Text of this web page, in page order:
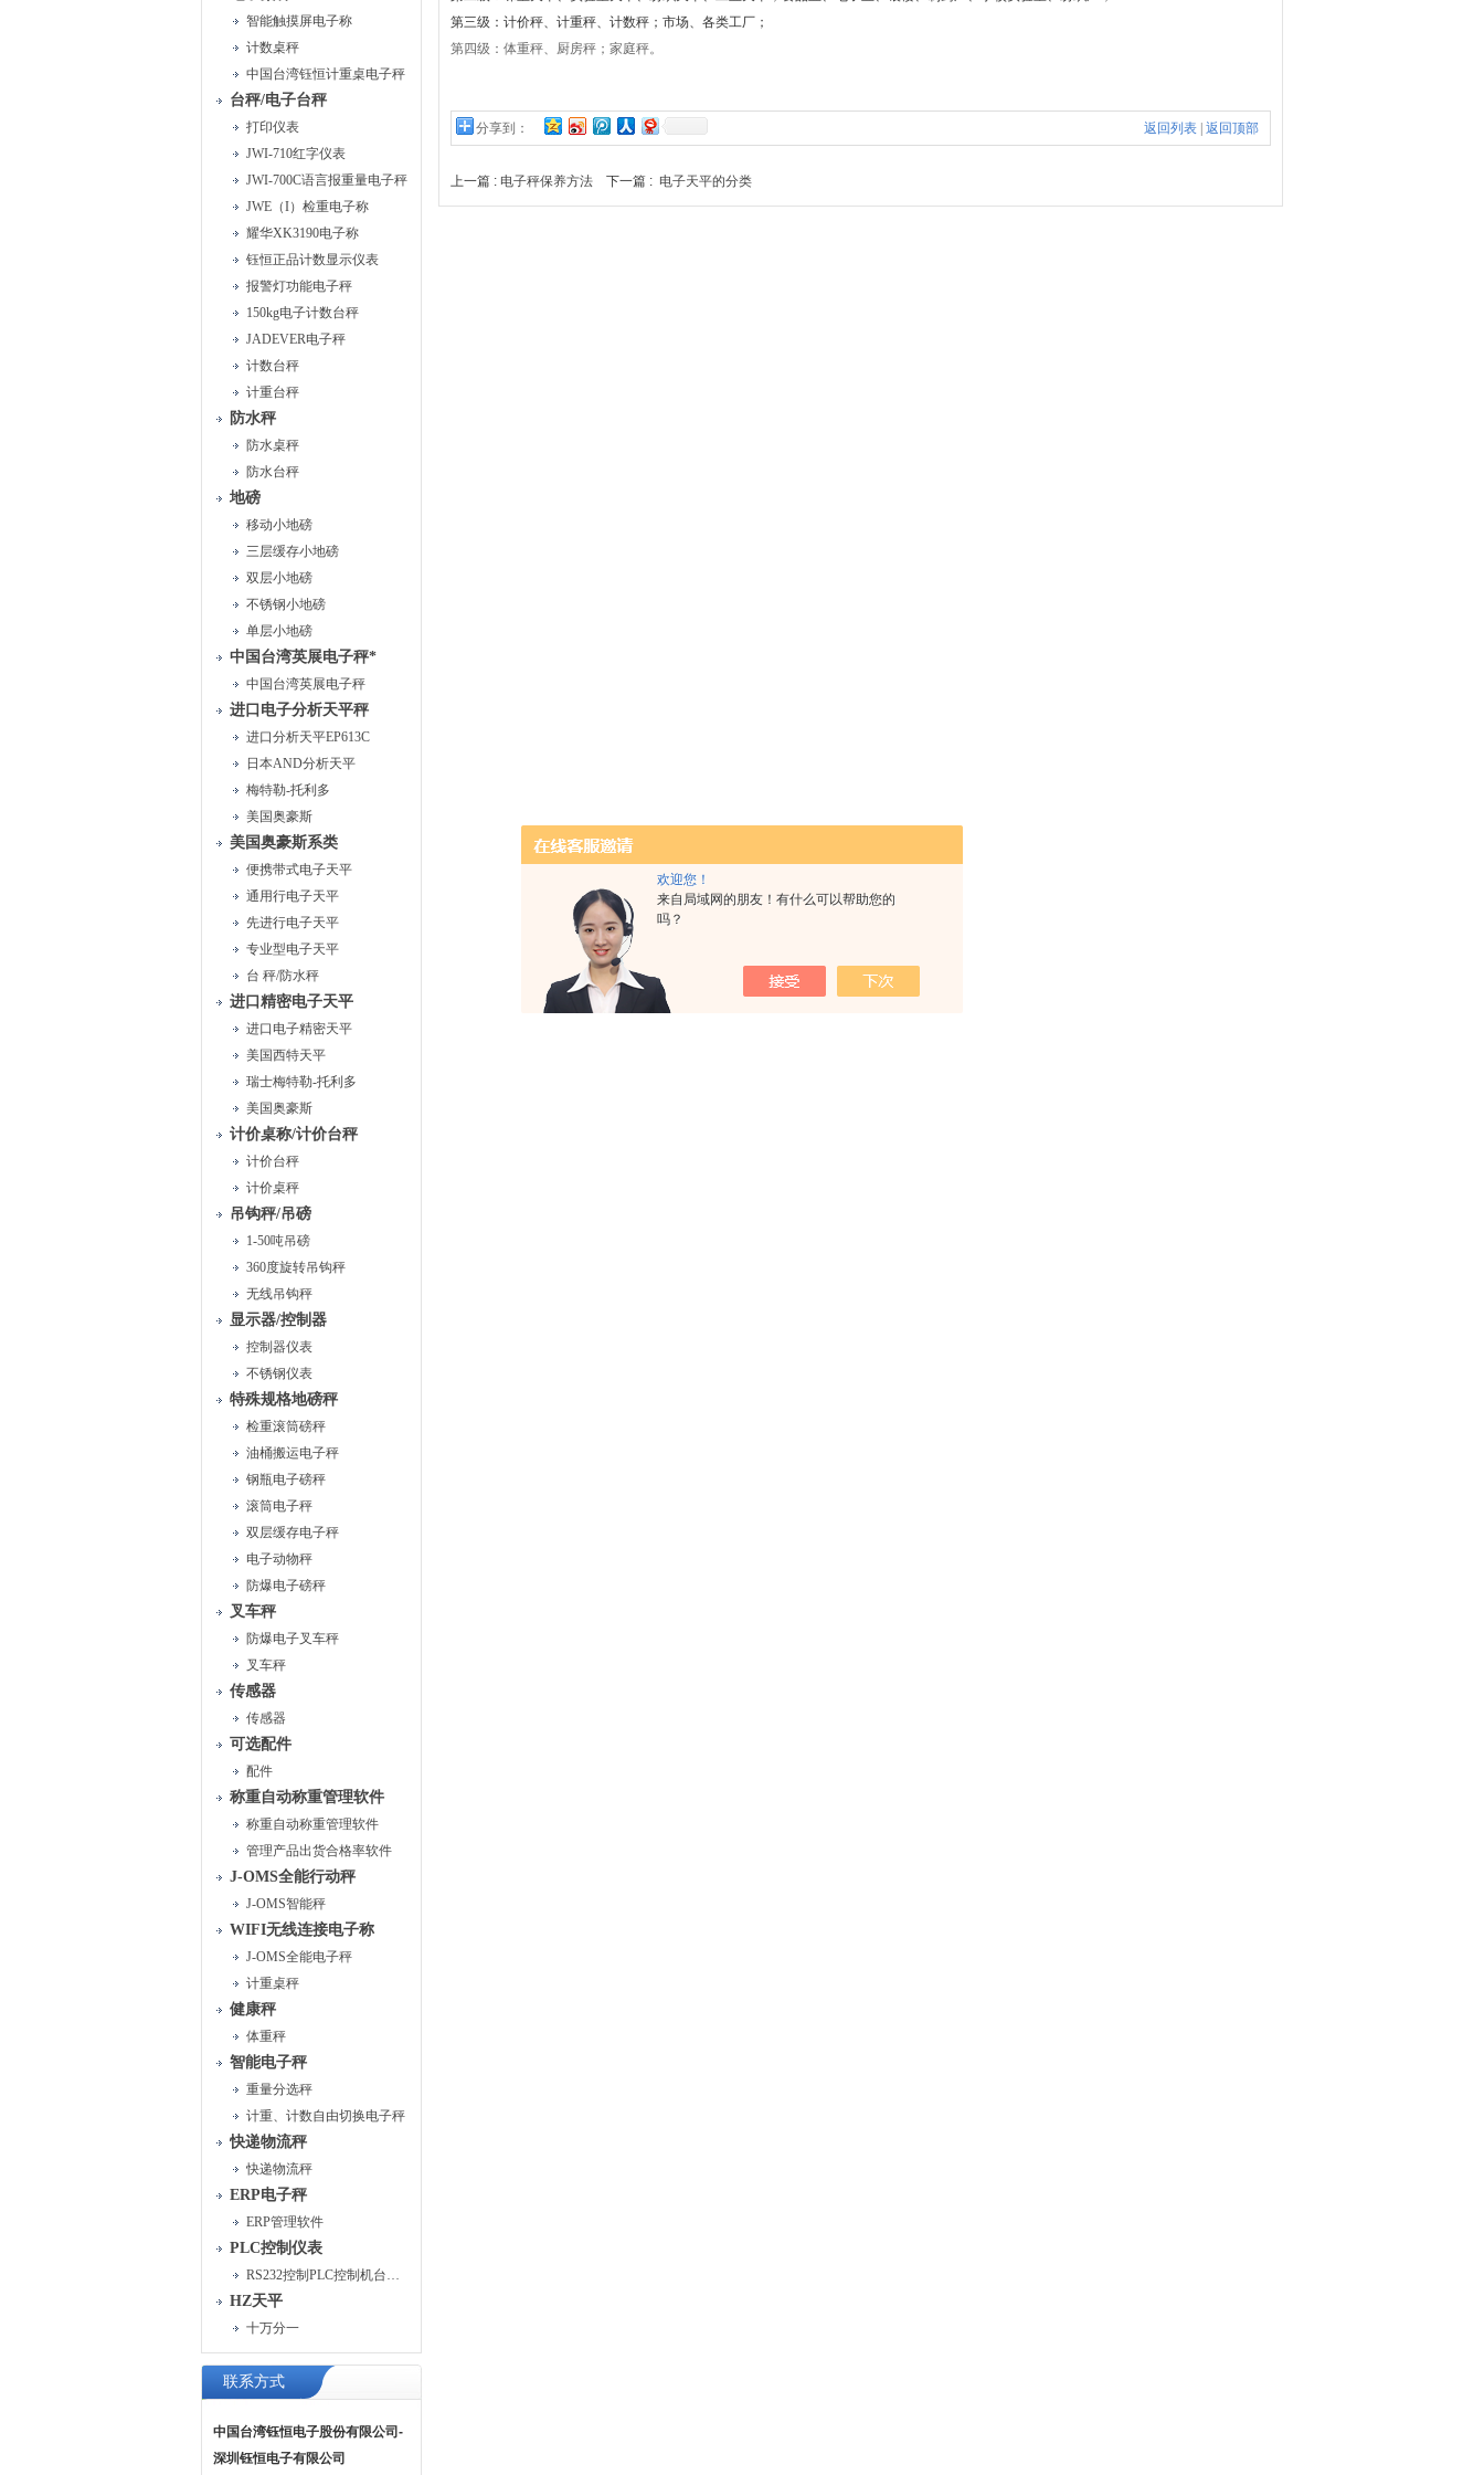
欢迎您！
来自局域网的朋友！有什么可以帮助您的
吗？
智能触摸屏电子称
计数桌秤
中国台湾钰恒计重桌电子秤
台秤/电子台秤
打印仪表
JWI-710红字仪表
JWI-700C语言报重量电子秤
JWE（I）检重电子称
耀华XK3190电子称
钰恒正品计数显示仪表
报警灯功能电子秤
150kg电子计数台秤
JADEVER电子秤
计数台秤
计重台秤
防水秤
防水桌秤
防水台秤
地磅
移动小地磅
三层缓存小地磅
双层小地磅
不锈钢小地磅
单层小地磅
中国台湾英展电子秤*
中国台湾英展电子秤
进口电子分析天平秤
进口分析天平EP613C
日本AND分析天平
梅特勒-托利多
美国奥豪斯
美国奥豪斯系类
便携带式电子天平
通用行电子天平
先进行电子天平
专业型电子天平
台 秤/防水秤
进口精密电子天平
进口电子精密天平
美国西特天平
瑞士梅特勒-托利多
美国奥豪斯
计价桌称/计价台秤
计价台秤
计价桌秤
吊钩秤/吊磅
1-50吨吊磅
360度旋转吊钩秤
无线吊钩秤
显示器/控制器
控制器仪表
不锈钢仪表
特殊规格地磅秤
检重滚筒磅秤
油桶搬运电子秤
钢瓶电子磅秤
滚筒电子秤
双层缓存电子秤
电子动物秤
防爆电子磅秤
叉车秤
防爆电子叉车秤
叉车秤
传感器
传感器
可选配件
配件
称重自动称重管理软件
称重自动称重管理软件
管理产品出货合格率软件
J-OMS全能行动秤
J-OMS智能秤
WIFI无线连接电子称
J-OMS全能电子秤
计重桌秤
健康秤
体重秤
智能电子秤
重量分选秤
计重、计数自由切换电子秤
快递物流秤
快递物流秤
ERP电子秤
ERP管理软件
PLC控制仪表
RS232控制PLC控制机台运行
HZ天平
十万分一
联系方式
中国台湾钰恒电子股份有限公司-
深圳钰恒电子有限公司
第三级：计价秤、计重秤、计数秤；市场、各类工厂；
第四级：体重秤、厨房秤；家庭秤。
分享到： 返回列表 返回顶部
上一篇 : 电子秤保养方法 下一篇 : 电子天平的分类